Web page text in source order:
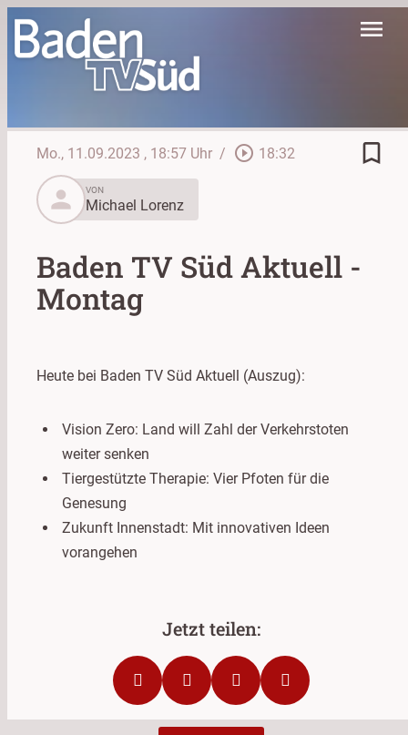
menu
Mo., 11.09.2023 , 18:57 Uhr / play_circle_outline 18:32
bookmark_border
person
VON
Michael Lorenz
Baden TV Süd Aktuell -
Montag
Heute bei Baden TV Süd Aktuell (Auszug):
Vision Zero: Land will Zahl der Verkehrstoten
weiter senken
Tiergestützte Therapie: Vier Pfoten für die
Genesung
Zukunft Innenstadt: Mit innovativen Ideen
vorangehen